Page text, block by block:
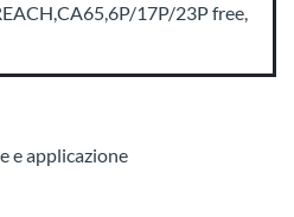
17P/23P free,
e applicazione